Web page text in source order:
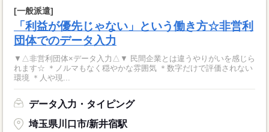
[一般派遣]
「利益が優先じゃない」という働き方☆非営利
団体でのデータ入力
▼△非営利団体×データ入力△▼ 民間企業とは違うやりがいを感じら
れます☆ ＊ノルマもなく穏やかな雰囲気 ＊数字だけで評価されない
環境 ＊人や現...
データ入力・タイピング
埼玉県川口市/新井宿駅